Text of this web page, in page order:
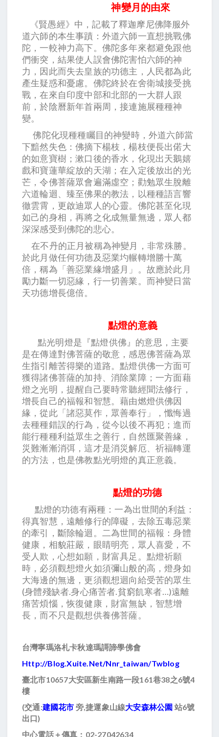
神變月的由來
《賢愚經》中，記載了釋迦摩尼佛降服外
道六師的本生事蹟：外道六師一直想挑戰佛
陀，一較神力高下。佛陀多年來都避免跟他
們衝突，結果使人誤會佛陀害怕六師的神
力，因此而失去皇族的功德主，人民都為此
產生疑惑和憂慮。佛陀終於在舍衛城接受挑
戰，在來自印度中部和北部的一大群人跟
前，於陰曆新年首兩周，接連施展種種神
變。
佛陀化現種種矚目的神變時，外道六師當
下黯然失色：佛摘下楊枝，楊枝便長出偌大
的如意寶樹；漱口後的香水，化現出天鵝嬉
戲和寶蓮華綻放的天湖；在入定後放出的光
芒，令佛菩薩眾會遍滿虛空；勸勉眾生脫離
六道輪迴、臻至佛果的教法，以種種語言響
徹雲霄，更啟迪眾人的心靈。佛陀甚至化現
如己的身相，再將之化成無量無邊，眾人都
深深感受到佛陀的悲心。
在不丹的正月被稱為神變月，非常殊勝。
於此月做任何功德及惡業圴輾轉增勝十萬
倍，稱為「善惡業緣增盛月」。故應於此月
勵力斷一切惡緣，行一切善業。而神變日當
天功德增長億倍。
點燈的意義
點光明燈是『點燈供佛』的意思，主要
是在傳達對佛菩薩的敬意，感恩佛菩薩為眾
生指引離苦得樂的道路。點燈供佛一方面可
獲得諸佛菩薩的加持、消除業障；一方面藉
燈之光明，提醒自己要時常聽經聞法修行，
增長自己的福報和智慧。藉由燃燈供佛因
緣，從此「諸惡莫作，眾善奉行」，懺悔過
去種種錯誤的行為，從今以後不再犯；進而
能行種種利益眾生之善行，自然匯聚善緣，
災難漸漸消弭，這才是消災解厄、祈福轉運
的方法，也是佛教點光明燈的真正意義。
點燈的功德
點燈的功德有兩種：一為出世間的利益：
得真智慧，遠離修行的障礙，去除五毒惡業
的牽引，斷除輪迴。二為世間的福報：身體
健康，相貌莊嚴，眼睛明亮，眾人喜愛，不
受人欺，心想如願，財富具足。點燈祈願
時，必須觀想燈火如須彌山般的高，燈身如
大海邊的無邊，更須觀想迴向給受苦的眾生
(身體殘缺者.身心痛苦者.貧窮飢寒者…)遠離
痛苦煩惱，恢復健康，財富無缺，智慧增
長，而不只是觀想供養佛菩薩。
台灣寧瑪洛札卡秋達瑪謌諦學佛會
Http://blog.xuite.net/nnr_taiwan/twblog
臺北市10657大安區新生南路一段161巷38之6號4
樓
(交通:建國花市 旁,捷運象山線大安森林公園 站6號
出口)
中心電話＋傳真：02-27042634